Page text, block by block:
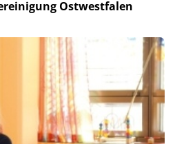
Ostwestfalen